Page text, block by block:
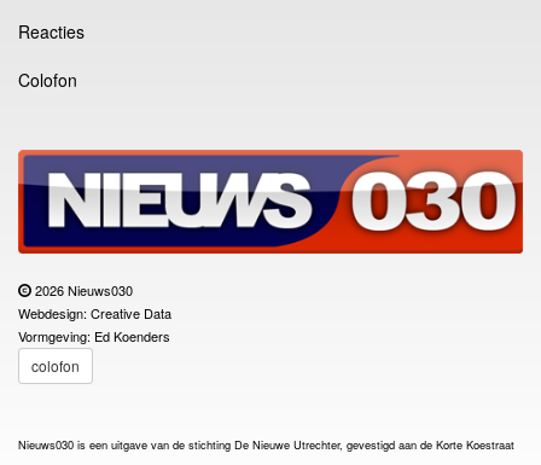
Reacties
Colofon
2026 Nieuws030
Webdesign: Creative Data
Vormgeving: Ed Koenders
colofon
Nieuws030 is een uitgave van de stichting De Nieuwe Utrechter, gevestigd aan de Korte Koestraat